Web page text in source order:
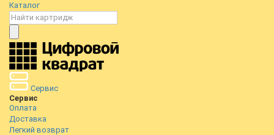
Каталог
Сервис
Сервис
Оплата
Доставка
Легкий возврат